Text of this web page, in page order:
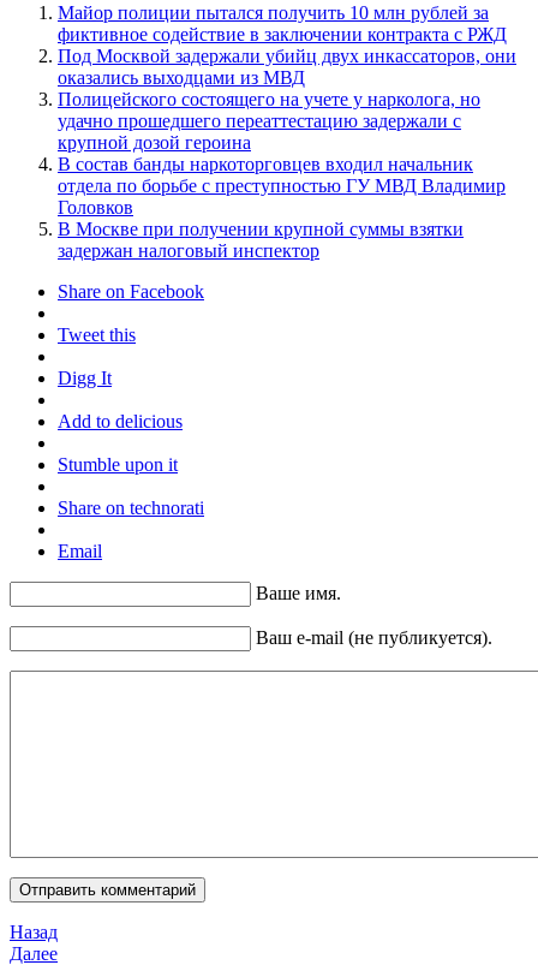
Майор полиции пытался получить 10 млн рублей за
фиктивное содействие в заключении контракта с РЖД
Под Москвой задержали убийц двух инкассаторов, они
оказались выходцами из МВД
Полицейского состоящего на учете у нарколога, но
удачно прошедшего переаттестацию задержали с
крупной дозой героина
В состав банды наркоторговцев входил начальник
отдела по борьбе с преступностью ГУ МВД Владимир
Головков
В Москве при получении крупной суммы взятки
задержан налоговый инспектор
Share on Facebook
Tweet this
Digg It
Add to delicious
Stumble upon it
Share on technorati
Email
Ваше имя.
Ваш e-mail (не публикуется).
Назад
Далее